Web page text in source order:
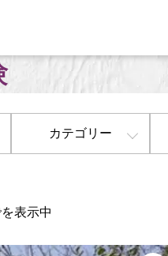
カテゴリー
表示中